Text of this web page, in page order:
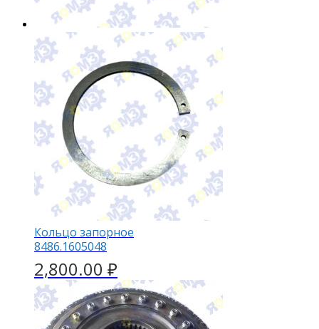
Кольцо запорное
8486.1605048
2,800.00 ₽